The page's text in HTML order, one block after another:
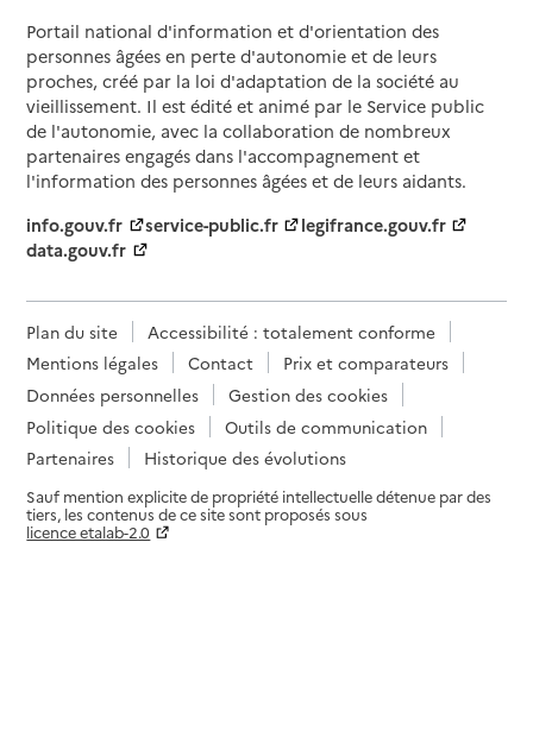
Portail national d'information et d'orientation des
personnes âgées en perte d'autonomie et de leurs
proches, créé par la loi d'adaptation de la société au
vieillissement. Il est édité et animé par le Service public
de l'autonomie, avec la collaboration de nombreux
partenaires engagés dans l'accompagnement et
l'information des personnes âgées et de leurs aidants.
info.gouv.fr
service-public.fr
legifrance.gouv.fr
data.gouv.fr
Plan du site
Accessibilité : totalement conforme
Mentions légales
Contact
Prix et comparateurs
Données personnelles
Gestion des cookies
Politique des cookies
Outils de communication
Partenaires
Historique des évolutions
Sauf mention explicite de propriété intellectuelle détenue par des
tiers, les contenus de ce site sont proposés sous
licence etalab-2.0